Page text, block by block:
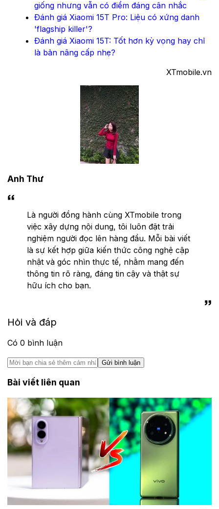
giống nhưng vẫn có điểm đáng cân nhắc
Đánh giá Xiaomi 15T Pro: Liệu có xứng danh
'flagship killer'?
Đánh giá Xiaomi 15T: Tốt hơn kỳ vọng hay chỉ
là bản nâng cấp nhẹ?
XTmobile.vn
Anh Thư
Là người đồng hành cùng XTmobile trong
việc xây dựng nội dung, tôi luôn đặt trải
nghiệm người đọc lên hàng đầu. Mỗi bài viết
là sự kết hợp giữa kiến thức công nghệ cập
nhật và góc nhìn thực tế, nhằm mang đến
thông tin rõ ràng, đáng tin cậy và thật sự
hữu ích cho bạn.
Hỏi và đáp
Có 0 bình luận
Gửi bình luận
Bài viết liên quan